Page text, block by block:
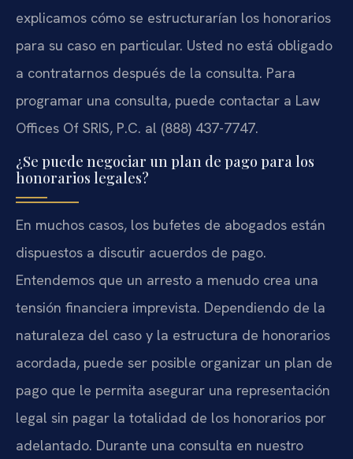
explicamos cómo se estructurarían los honorarios
para su caso en particular. Usted no está obligado
a contratarnos después de la consulta. Para
programar una consulta, puede contactar a Law
Offices Of SRIS, P.C. al (888) 437-7747.
¿Se puede negociar un plan de pago para los
honorarios legales?
En muchos casos, los bufetes de abogados están
dispuestos a discutir acuerdos de pago.
Entendemos que un arresto a menudo crea una
tensión financiera imprevista. Dependiendo de la
naturaleza del caso y la estructura de honorarios
acordada, puede ser posible organizar un plan de
pago que le permita asegurar una representación
legal sin pagar la totalidad de los honorarios por
adelantado. Durante una consulta en nuestro